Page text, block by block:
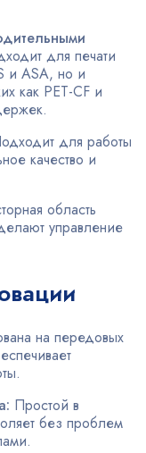
для печати
и ASA, но и
как PET-CF и
для работы
качество и
область
управление
на передовых
Простой в
без проблем